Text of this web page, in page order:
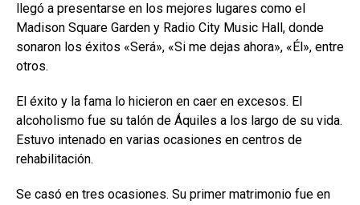
llegó a presentarse en los mejores lugares como el
Madison Square Garden y Radio City Music Hall, donde
sonaron los éxitos «Será», «Si me dejas ahora», «Él», entre
otros.
El éxito y la fama lo hicieron en caer en excesos. El
alcoholismo fue su talón de Áquiles a los largo de su vida.
Estuvo intenado en varias ocasiones en centros de
rehabilitación.
Se casó en tres ocasiones. Su primer matrimonio fue en